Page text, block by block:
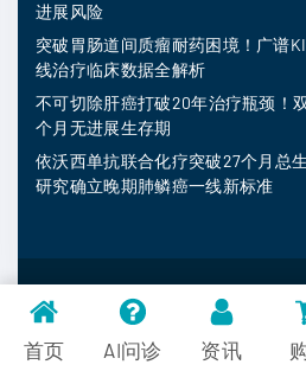
进展风险
突破胃肠道间质瘤耐药困境！广谱
线治疗临床数据全解析
不可切除肝癌打破20年治疗瓶颈！
个月无进展生存期
依沃西单抗联合化疗突破27个月总
研究确立晚期肺鳞癌一线新标准
MedFind ©
首页 AI问诊 资讯